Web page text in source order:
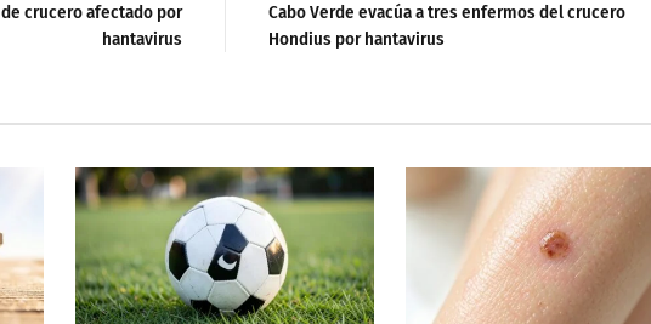
crucero afectado por
hantavirus
Cabo Verde evacúa a tres enfermos del crucero
Hondius por hantavirus